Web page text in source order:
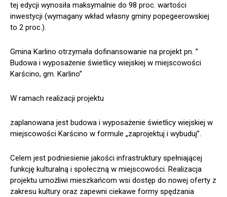
tej edycji wynosiła maksymalnie do 98 proc. wartości
inwestycji (wymagany wkład własny gminy popegeerowskiej
to 2 proc.).
Gmina Karlino otrzymała dofinansowanie na projekt pn. ”
Budowa i wyposażenie świetlicy wiejskiej w miejscowości
Karścino, gm. Karlino”
W ramach realizacji projektu
zaplanowana jest budowa i wyposażenie świetlicy wiejskiej w
miejscowości Karścino w formule „zaprojektuj i wybuduj”.
Celem jest podniesienie jakości infrastruktury spełniającej
funkcję kulturalną i społeczną w miejscowości. Realizacja
projektu umożliwi mieszkańcom wsi dostęp do nowej oferty z
zakresu kultury oraz zapewni ciekawe formy spędzania